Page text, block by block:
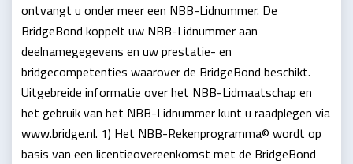
ontvangt u onder meer een NBB-Lidnummer. De
BridgeBond koppelt uw NBB-Lidnummer aan
deelnamegegevens en uw prestatie- en
bridgecompetenties waarover de BridgeBond beschikt.
Uitgebreide informatie over het NBB-Lidmaatschap en
het gebruik van het NBB-Lidnummer kunt u raadplegen via
www.bridge.nl. 1) Het NBB-Rekenprogramma© wordt op
basis van een licentieovereenkomst met de BridgeBond